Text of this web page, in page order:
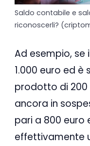
Saldo contabile e
riconoscerli?
Ad esempio, se
1.000 euro ed
prodotto di 200
ancora in
pari a 800 euro
effettivamente